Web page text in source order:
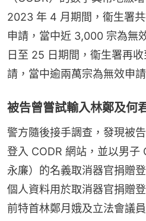
2023 年 4 月期間，衞生署
申請，當中近 3,000 宗為無
日至 25 日期間，衞生署再
請，當中逾兩萬宗為無效申請
被告曾嘗試輸入林鄭及何
警方隨後接手調查，發現被
登入 CODR 網站，並以男
永廉）的名義取消器官捐贈
個人資料用於取消器官捐贈
前特首林鄭月娥及立法會議